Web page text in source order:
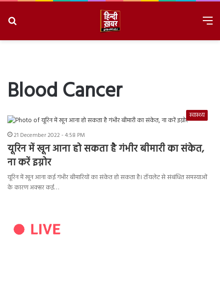
Blood Cancer
स्वास्थ्य
21 December 2022 - 4:58 PM
यूरिन में खून आना हो सकता है गंभीर बीमारी का संकेत,
ना करें इग्नोर
यूरिन में खून आना कई गंभीर बीमारियों का संकेत हो सकता है। टॉयलेट से संबंधित समस्याओं
के कारण अक्सर कई…